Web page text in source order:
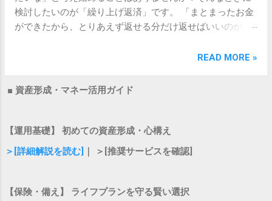
検討したいのが「繰り上げ返済」です。 「まとまったお金
ができたから、とりあえず返せる分だけ返せばいいのか
にお得になるの？」 そんな疑問や不安を抱えていません
れて、なかなか一歩を踏み出せないことも多いですよね。
トを分かりやすく解説します。無理のない資金計画を立て
と2つのタイプの違いを押さえよう まずは、繰り上げ返済
ましょう。 繰り上げ返済とは？ 繰り上げ返済とは、毎月の
READ MORE »
■ 資産形成・マネー活用ガイド
【運用基礎】 初めての資産形成・心構え
＞[詳細解説を読む]
｜ ＞[推奨サービスを確認]
【保険・備え】 ライフプランを守る賢い選択